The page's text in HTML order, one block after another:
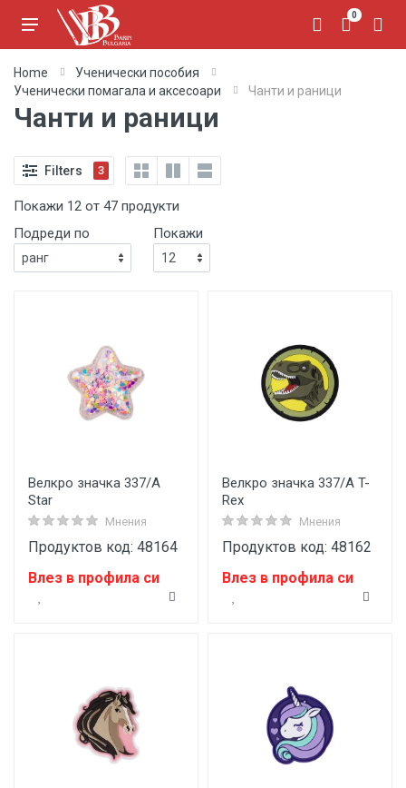
0
Home
Ученически пособия
Ученически помагала и аксесоари
Чанти и раници
Чанти и раници
Filters 3
Покажи 12 от 47 продукти
Подреди по
Покажи
Велкро значка 337/A
Star
Мнения
Продуктов код: 48164
Влез в профила си
Велкро значка 337/A T-
Rex
Мнения
Продуктов код: 48162
Влез в профила си